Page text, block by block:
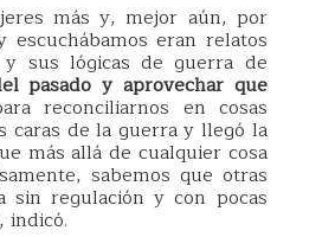
más y, mejor aún, por
eran relatos
y sus lógicas de guerra de
pasado y aprovechar que
reconciliarnos en cosas
caras de la guerra y llegó la
más allá de cualquier cosa
sabemos que otras
sin regulación y con pocas
indicó.